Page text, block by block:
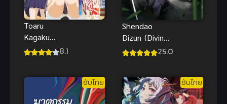
Toaru
Kagaku
Railgun S เรล
ไทย
8.1
Shendao
Dizun (Divine
Lord of the25.0
ซับไทย ซับไทย